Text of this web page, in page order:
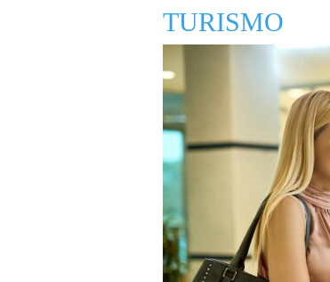
TURISMO